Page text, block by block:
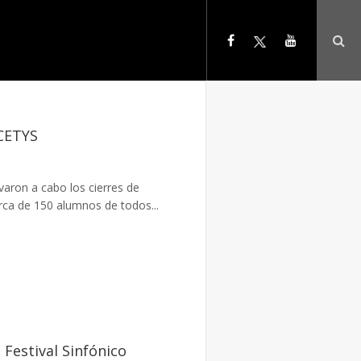
a cabo los cierres de
de 150 alumnos de todos...
Sinfónico